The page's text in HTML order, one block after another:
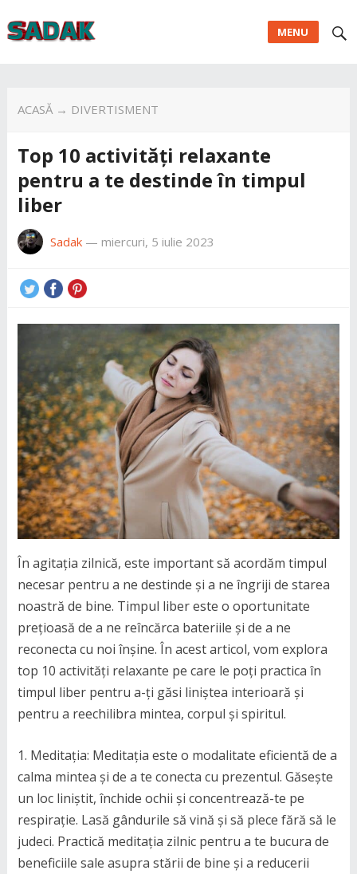
MENU
ACASĂ→ DIVERTISMENT
Top 10 activități relaxante
pentru a te destinde în timpul
liber
Sadak— miercuri, 5 iulie 2023
În agitația zilnică, este important să acordăm timpul
necesar pentru a ne destinde și a ne îngriji de starea
noastră de bine. Timpul liber este o oportunitate
prețioasă de a ne reîncărca bateriile și de a ne
reconecta cu noi înșine. În acest articol, vom explora
top 10 activități relaxante pe care le poți practica în
timpul liber pentru a-ți găsi liniștea interioară și
pentru a reechilibra mintea, corpul și spiritul.
1. Meditația: Meditația este o modalitate eficientă de a
calma mintea și de a te conecta cu prezentul. Găsește
un loc liniștit, închide ochii și concentrează-te pe
respirație. Lasă gândurile să vină și să plece fără să le
judeci. Practică meditația zilnic pentru a te bucura de
beneficiile sale asupra stării de bine și a reducerii